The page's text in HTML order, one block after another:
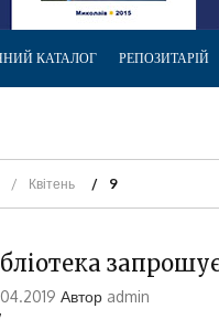
КАТАЛОГ РЕПОЗИТАРІЙ
Квітень 9
Автор admin